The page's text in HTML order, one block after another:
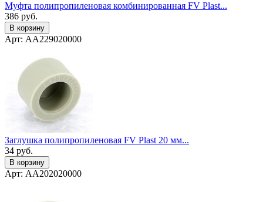
Муфта полипропиленовая комбинированная FV Plast...
386 руб.
В корзину
Арт: AA229020000
Заглушка полипропиленовая FV Plast 20 мм...
34 руб.
В корзину
Арт: AA202020000